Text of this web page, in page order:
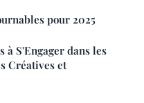
pour 2025
à S'Engager dans les
Créatives et